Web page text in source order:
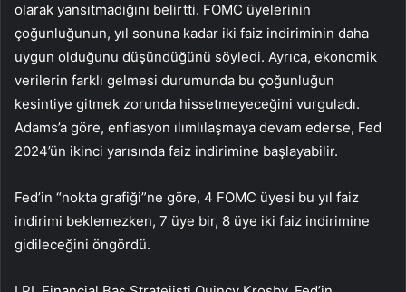
olarak yansıtmadığını belirtti. FOMC üyelerinin
çoğunluğunun, yıl sonuna kadar iki faiz indiriminin daha
uygun olduğunu düşündüğünü söyledi. Ayrıca, ekonomik
verilerin farklı gelmesi durumunda bu çoğunluğun
kesintiye gitmek zorunda hissetmeyeceğini vurguladı.
Adams’a göre, enflasyon ılımlılaşmaya devam ederse, Fed
2024’ün ikinci yarısında faiz indirimine başlayabilir.
Fed’in “nokta grafiği”ne göre, 4 FOMC üyesi bu yıl faiz
indirimi beklemezken, 7 üye bir, 8 üye iki faiz indirimine
gidileceğini öngördü.